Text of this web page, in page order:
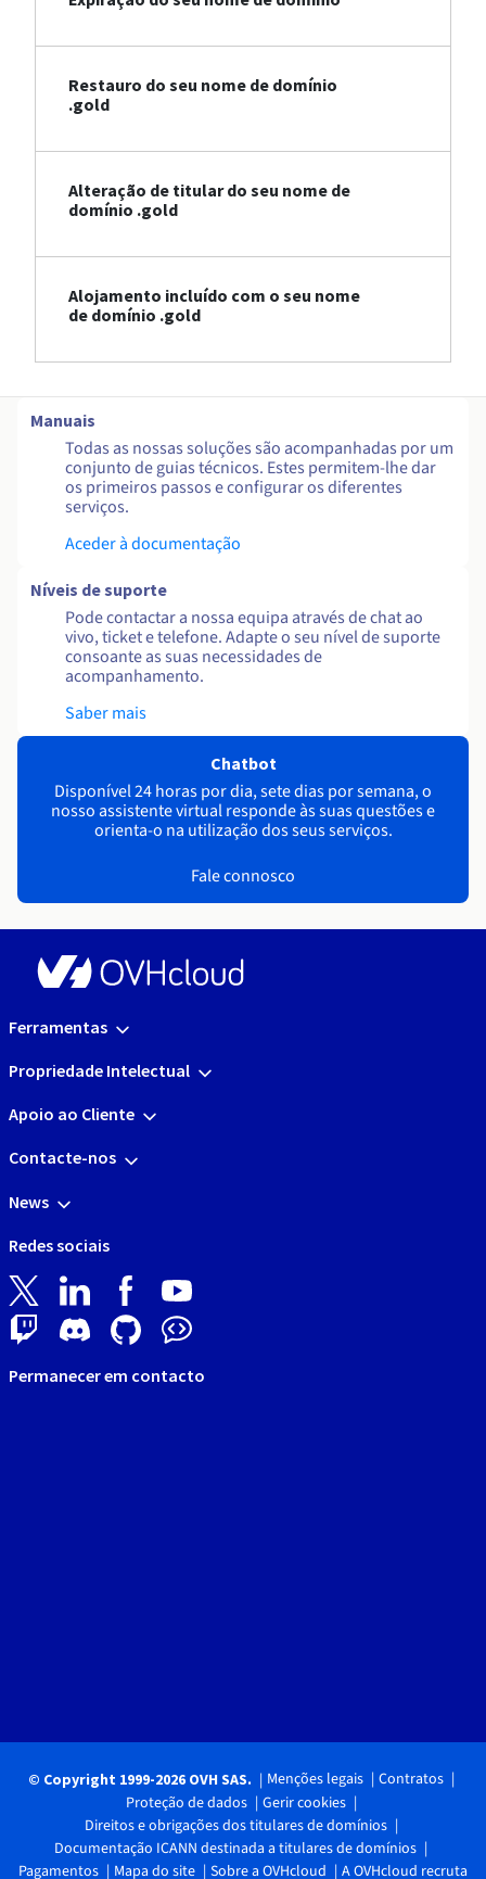
Restauro do seu nome de domínio
.gold
Alteração de titular do seu nome de
domínio .gold
Alojamento incluído com o seu nome
de domínio .gold
Manuais
Todas as nossas soluções são acompanhadas por um
conjunto de guias técnicos. Estes permitem-lhe dar
os primeiros passos e configurar os diferentes
serviços.
Aceder à documentação
Níveis de suporte
Pode contactar a nossa equipa através de chat ao
vivo, ticket e telefone. Adapte o seu nível de suporte
consoante as suas necessidades de
acompanhamento.
Saber mais
Chatbot
Disponível 24 horas por dia, sete dias por semana, o
nosso assistente virtual responde às suas questões e
orienta-o na utilização dos seus serviços.
Fale connosco
Ferramentas
Propriedade Intelectual
Apoio ao Cliente
Contacte-nos
News
Redes sociais
Permanecer em contacto
© Copyright 1999-2026 OVH SAS. Menções legais
Contratos
Proteção de dados
Gerir cookies
Direitos e obrigações dos titulares de domínios
Documentação ICANN destinada a titulares de domínios
Pagamentos
Mapa do site Sobre a OVHcloud A OVHcloud recruta